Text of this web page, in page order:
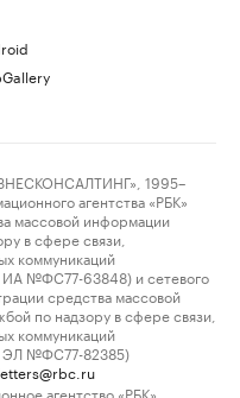
1995–
агентства «РБК»
массовой информации
в сфере связи,
коммуникаций
ИА №ФС77-63848) и сетевого
средства массовой
по надзору в сфере связи,
коммуникаций
ЭЛ №ФС77-82385)
агентство «РБК».